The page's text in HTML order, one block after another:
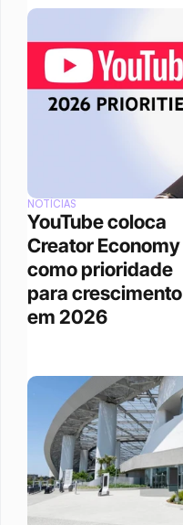
NOTÍCIAS
YouTube coloca
Creator Economy
como prioridade
para crescimento
em 2026